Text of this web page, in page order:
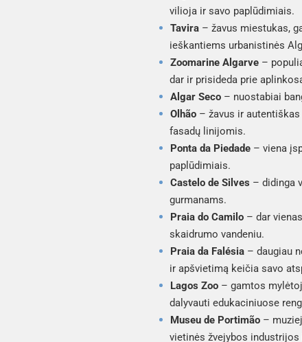
vilioja ir savo paplūdimiais.
Tavira – žavus miestukas,
ieškantiems urbanistinės
Zoomarine Algarve –
dar ir prisideda prie
Algar Seco – nuostabiai
Olhão – žavus ir
fasadų linijomis.
Ponta da Piedade – viena
paplūdimiais.
Castelo de Silves – didinga
gurmanams.
Praia do Camilo – dar
skaidrumo vandeniu.
Praia da Falésia – daugiau
ir apšvietimą keičia savo
Lagos Zoo – gamtos
dalyvauti edukaciniuose
Museu de Portimão –
vietinės žvejybos